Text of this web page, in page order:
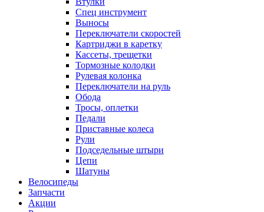
Спец инструмент
Выносы
Переключатели скоростей
Картриджи в каретку
Кассеты, трещетки
Тормозные колодки
Рулевая колонка
Переключатели на руль
Обода
Тросы, оплетки
Педали
Приставные колеса
Рули
Подседельные штыри
Цепи
Шатуны
Велосипеды
Запчасти
Акции